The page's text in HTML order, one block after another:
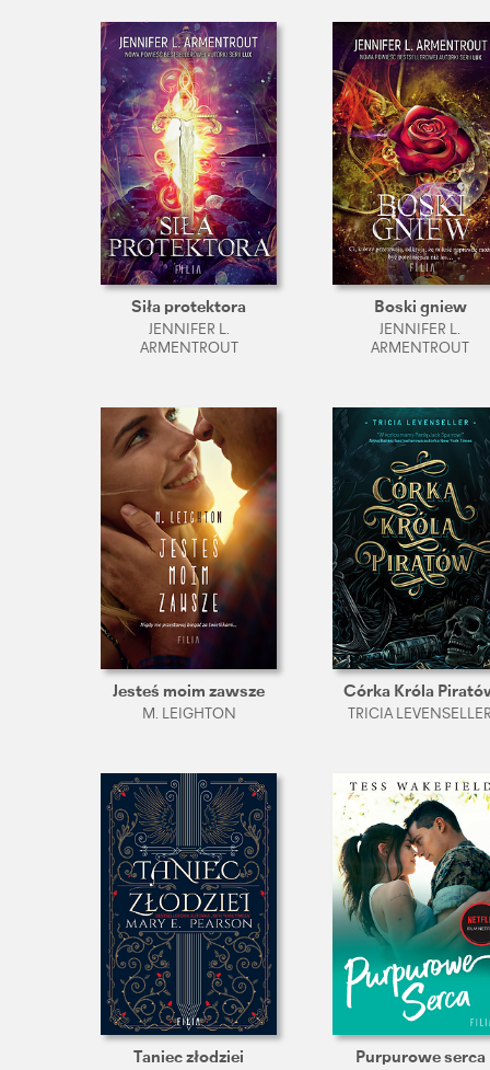
Siła protektora
JENNIFER L.
ARMENTROUT
Boski gniew
JENNIFER L.
ARMENTROUT
Jesteś moim zawsze
M. LEIGHTON
Córka Króla
TRICIA
Taniec złodziei Purpurowe serca